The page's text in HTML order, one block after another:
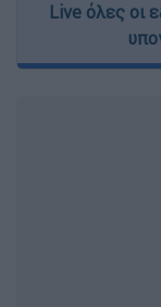
Live όλες οι